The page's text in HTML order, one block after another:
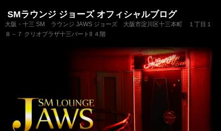
SMラウンジ ジョーズ オフィシャルブログ
大阪・十三 SM ラウンジ JAWS ジョーズ 大阪市淀川区十三本町 １丁目１
８－７ クリオプラザ十三パートII ４階